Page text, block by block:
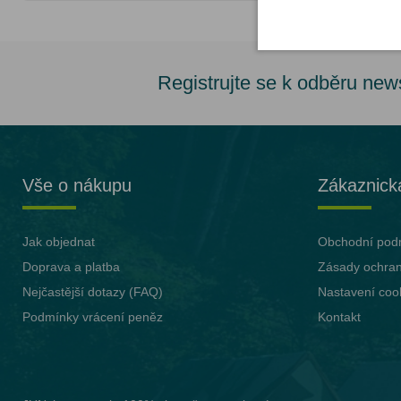
Registrujte se k odběru
Vše o nákupu
Jak objednat
Doprava a platba
Nejčastější dotazy (FAQ)
Podmínky vrácení peněz
Obchodní
Zásady
Nastavení
Kontakt